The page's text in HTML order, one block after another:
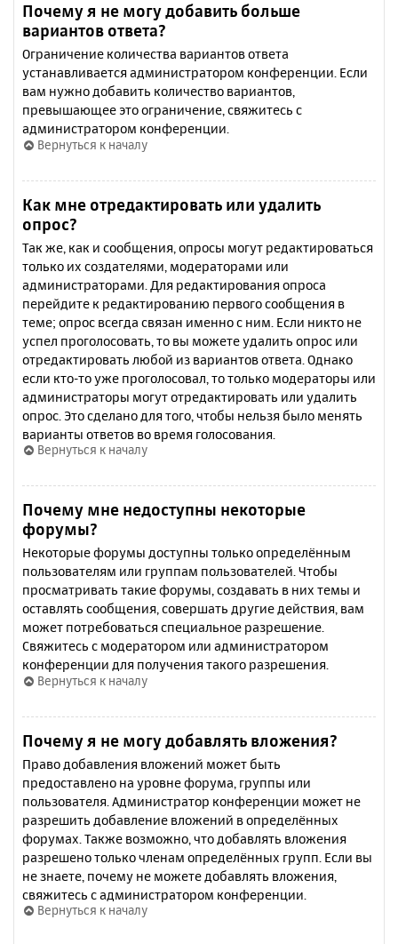
Почему я не могу добавить больше
вариантов ответа?
Ограничение количества вариантов ответа
устанавливается администратором конференции. Если
вам нужно добавить количество вариантов,
превышающее это ограничение, свяжитесь с
администратором конференции.
Вернуться к началу
Как мне отредактировать или удалить
опрос?
Так же, как и сообщения, опросы могут редактироваться
только их создателями, модераторами или
администраторами. Для редактирования опроса
перейдите к редактированию первого сообщения в
теме; опрос всегда связан именно с ним. Если никто не
успел проголосовать, то вы можете удалить опрос или
отредактировать любой из вариантов ответа. Однако
если кто-то уже проголосовал, то только модераторы или
администраторы могут отредактировать или удалить
опрос. Это сделано для того, чтобы нельзя было менять
варианты ответов во время голосования.
Вернуться к началу
Почему мне недоступны некоторые
форумы?
Некоторые форумы доступны только определённым
пользователям или группам пользователей. Чтобы
просматривать такие форумы, создавать в них темы и
оставлять сообщения, совершать другие действия, вам
может потребоваться специальное разрешение.
Свяжитесь с модератором или администратором
конференции для получения такого разрешения.
Вернуться к началу
Почему я не могу добавлять вложения?
Право добавления вложений может быть
предоставлено на уровне форума, группы или
пользователя. Администратор конференции может не
разрешить добавление вложений в определённых
форумах. Также возможно, что добавлять вложения
разрешено только членам определённых групп. Если вы
не знаете, почему не можете добавлять вложения,
свяжитесь с администратором конференции.
Вернуться к началу